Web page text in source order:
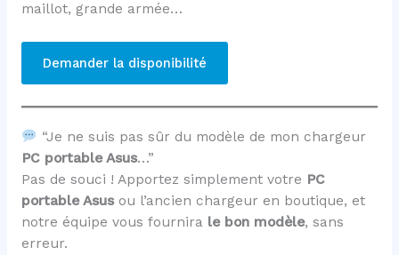
maillot, grande armée…
Demander la disponibilité
“Je ne suis pas sûr du modèle de mon chargeur
PC portable Asus…”
Pas de souci ! Apportez simplement votre PC
portable Asus ou l’ancien chargeur en boutique, et
notre équipe vous fournira le bon modèle, sans
erreur.